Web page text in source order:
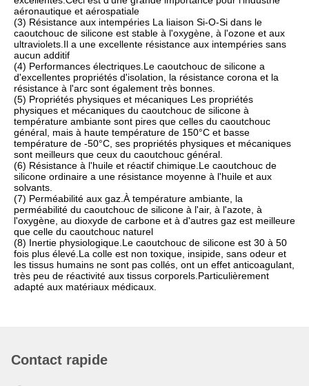
aéronautique et aérospatiale
(3) Résistance aux intempéries La liaison Si-O-Si dans le
caoutchouc de silicone est stable à l'oxygène, à l'ozone et aux
ultraviolets.Il a une excellente résistance aux intempéries sans
aucun additif
(4) Performances électriques.Le caoutchouc de silicone a
d'excellentes propriétés d'isolation, la résistance corona et la
résistance à l'arc sont également très bonnes.
(5) Propriétés physiques et mécaniques Les propriétés
physiques et mécaniques du caoutchouc de silicone à
température ambiante sont pires que celles du caoutchouc
général, mais à haute température de 150°C et basse
température de -50°C, ses propriétés physiques et mécaniques
sont meilleurs que ceux du caoutchouc général.
(6) Résistance à l'huile et réactif chimique.Le caoutchouc de
silicone ordinaire a une résistance moyenne à l'huile et aux
solvants.
(7) Perméabilité aux gaz.À température ambiante, la
perméabilité du caoutchouc de silicone à l'air, à l'azote, à
l'oxygène, au dioxyde de carbone et à d'autres gaz est meilleure
que celle du caoutchouc naturel
(8) Inertie physiologique.Le caoutchouc de silicone est 30 à 50
fois plus élevé.La colle est non toxique, insipide, sans odeur et
les tissus humains ne sont pas collés, ont un effet anticoagulant,
très peu de réactivité aux tissus corporels.Particulièrement
adapté aux matériaux médicaux.
Contact rapide